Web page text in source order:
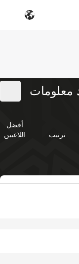
معلومات
ترتيب
أفضل
اللاعبين